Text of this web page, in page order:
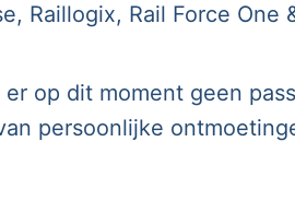
Raillogix, Rail Force One
op dit moment geen
persoonlijke